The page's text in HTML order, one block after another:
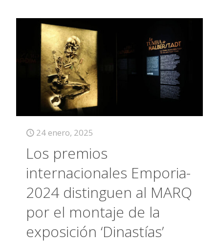
24 enero, 2025
Los premios
internacionales Emporia-
2024 distinguen al MARQ
por el montaje de la
exposición ‘Dinastías’